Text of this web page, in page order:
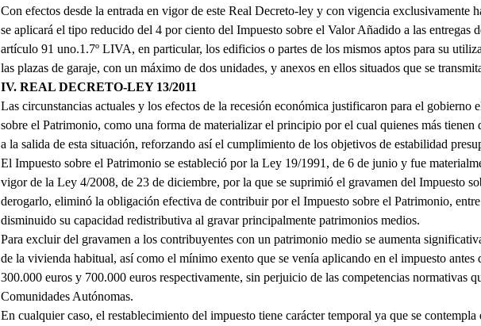
Con efectos desde la entrada en vigor de este Real Decreto-ley y con vigencia exclusivamente
se aplicará el tipo reducido del 4 por ciento del Impuesto sobre el Valor Añadido a las entregas
artículo 91 uno.1.7º LIVA, en particular, los edificios o partes de los mismos aptos para su
las plazas de garaje, con un máximo de dos unidades, y anexos en ellos situados que se
IV. REAL DECRETO-LEY 13/2011
Las circunstancias actuales y los efectos de la recesión económica justificaron para el gobierno
sobre el Patrimonio, como una forma de materializar el principio por el cual quienes más tienen
a la salida de esta situación, reforzando así el cumplimiento de los objetivos de estabilidad
El Impuesto sobre el Patrimonio se estableció por la Ley 19/1991, de 6 de junio y fue
vigor de la Ley 4/2008, de 23 de diciembre, por la que se suprimió el gravamen del Impuesto
derogarlo, eliminó la obligación efectiva de contribuir por el Impuesto sobre el Patrimonio,
disminuido su capacidad redistributiva al gravar principalmente patrimonios medios.
Para excluir del gravamen a los contribuyentes con un patrimonio medio se aumenta
de la vivienda habitual, así como el mínimo exento que se venía aplicando en el impuesto antes
300.000 euros y 700.000 euros respectivamente, sin perjuicio de las competencias normativas
Comunidades Autónomas.
En cualquier caso, el restablecimiento del impuesto tiene carácter temporal ya que se